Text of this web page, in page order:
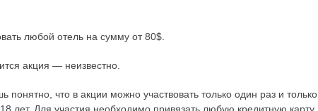
любой отель на сумму от 80$.
акция — неизвестно.
понятно, что в акции можно участвовать только один раз и только
лет. Для участия необходимо привязать любую кредитную карту